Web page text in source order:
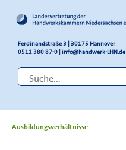
Ferdinandstraße 3 | 30175 Hannover
0511 380 87-0 | info@handwerk-LHN.de
Ausbildungsverhältnisse